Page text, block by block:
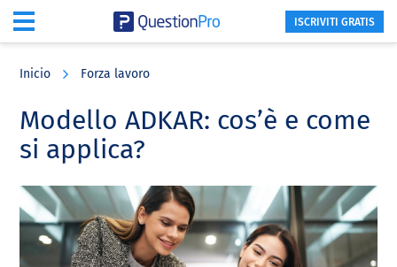
content
sidebar
ISCRIVITI GRATIS
Inicio Forza lavoro
Modello ADKAR: cos’è e come
si applica?